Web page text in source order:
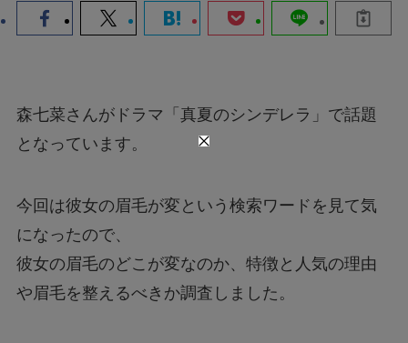
森七菜さんがドラマ「真夏のシンデレラ」で話題
となっています。
今回は彼女の眉毛が変という検索ワードを見て気
になったので、
彼女の眉毛のどこが変なのか、特徴と人気の理由
や眉毛を整えるべきか調査しました。